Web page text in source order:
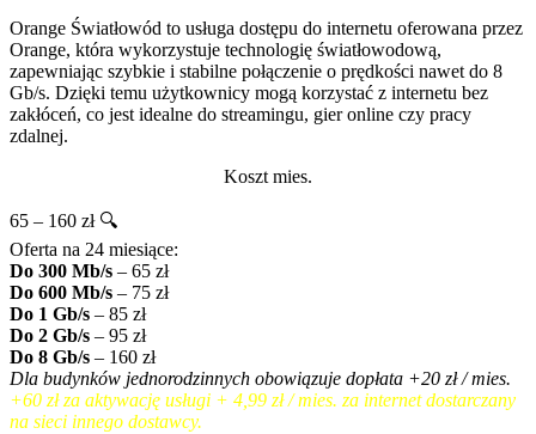
Orange Światłowód to usługa dostępu do internetu oferowana przez
Orange, która wykorzystuje technologię światłowodową,
zapewniając szybkie i stabilne połączenie o prędkości nawet do 8
Gb/s. Dzięki temu użytkownicy mogą korzystać z internetu bez
zakłóceń, co jest idealne do streamingu, gier online czy pracy
zdalnej.
Koszt mies.
65 – 160 zł 🔍
Oferta na 24 miesiące:
Do 300 Mb/s – 65 zł
Do 600 Mb/s – 75 zł
Do 1 Gb/s – 85 zł
Do 2 Gb/s – 95 zł
Do 8 Gb/s – 160 zł
Dla budynków jednorodzinnych obowiązuje dopłata +20 zł / mies.
+60 zł za aktywację usługi + 4,99 zł / mies. za internet dostarczany
na sieci innego dostawcy.